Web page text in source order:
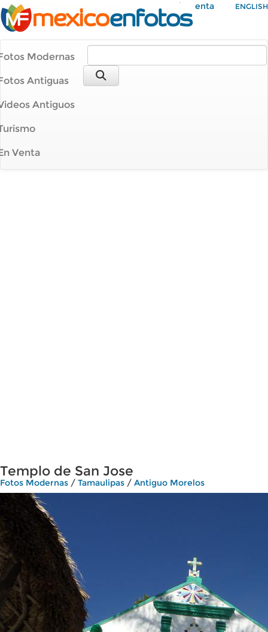
Mi Cuenta ENGLISH
Modernas
Antiguas
Antiguos
Venta
Templo de San Jose
Fotos Modernas / Tamaulipas / Antiguo Morelos